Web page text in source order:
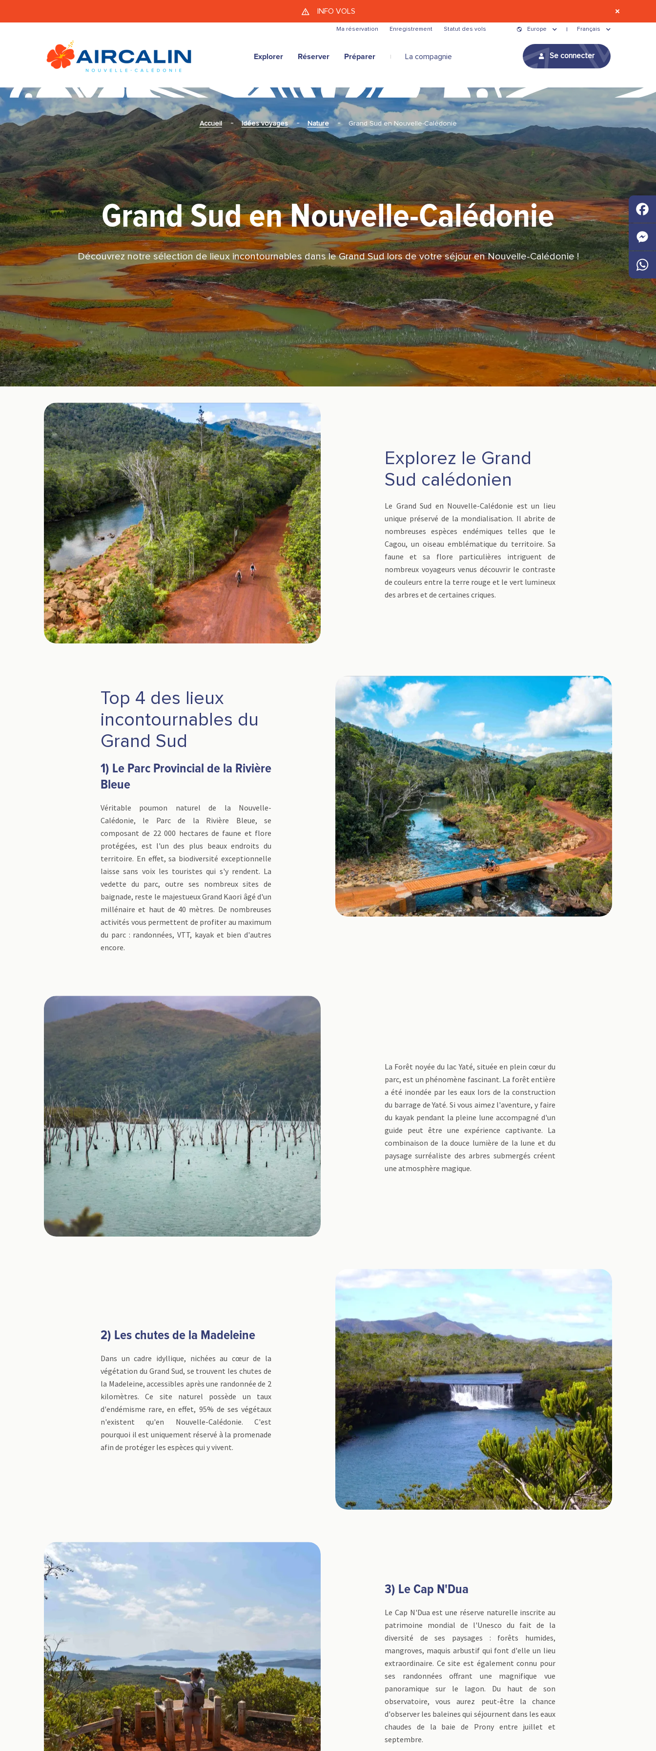
Aller au contenu principal
INFO VOLS
Ma réservation Enregistrement Statut des vols Europe Français
Explorer Réserver Préparer La compagnie Se connecter
Accueil Idées voyages Nature Grand Sud en Nouvelle-Calédonie
Grand Sud en Nouvelle-Calédonie
Découvrez notre sélection de lieux incontournables dans le Grand Sud lors de votre séjour en Nouvelle-Calédonie !
Explorez le Grand
Sud calédonien
Le Grand Sud en Nouvelle-Calédonie est un lieu
unique préservé de la mondialisation. Il abrite de
nombreuses espèces endémiques telles que le
Cagou, un oiseau emblématique du territoire. Sa
faune et sa flore particulières intriguent de
nombreux voyageurs venus découvrir le contraste
de couleurs entre la terre rouge et le vert lumineux
des arbres et de certaines criques.
Top 4 des lieux
incontournables du
Grand Sud
1) Le Parc Provincial de la Rivière
Bleue
Véritable poumon naturel de la Nouvelle-
Calédonie, le Parc de la Rivière Bleue, se
composant de 22 000 hectares de faune et flore
protégées, est l'un des plus beaux endroits du
territoire. En effet, sa biodiversité exceptionnelle
laisse sans voix les touristes qui s'y rendent. La
vedette du parc, outre ses nombreux sites de
baignade, reste le majestueux Grand Kaori âgé d'un
millénaire et haut de 40 mètres. De nombreuses
activités vous permettent de profiter au maximum
du parc : randonnées, VTT, kayak et bien d'autres
encore.
La Forêt noyée du lac Yaté, située en plein cœur du
parc, est un phénomène fascinant. La forêt entière
a été inondée par les eaux lors de la construction
du barrage de Yaté. Si vous aimez l'aventure, y faire
du kayak pendant la pleine lune accompagné d'un
guide peut être une expérience captivante. La
combinaison de la douce lumière de la lune et du
paysage surréaliste des arbres submergés créent
une atmosphère magique.
2) Les chutes de la Madeleine
Dans un cadre idyllique, nichées au cœur de la
végétation du Grand Sud, se trouvent les chutes de
la Madeleine, accessibles après une randonnée de 2
kilomètres. Ce site naturel possède un taux
d'endémisme rare, en effet, 95% de ses végétaux
n'existent qu'en Nouvelle-Calédonie. C'est
pourquoi il est uniquement réservé à la promenade
afin de protéger les espèces qui y vivent.
3) Le Cap N'Dua
Le Cap N'Dua est une réserve naturelle inscrite au
patrimoine mondial de l'Unesco du fait de la
diversité de ses paysages : forêts humides,
mangroves, maquis arbustif qui font d'elle un lieu
extraordinaire. Ce site est également connu pour
ses randonnées offrant une magnifique vue
panoramique sur le lagon. Du haut de son
observatoire, vous aurez peut-être la chance
d'observer les baleines qui séjournent dans les eaux
chaudes de la baie de Prony entre juillet et
septembre.